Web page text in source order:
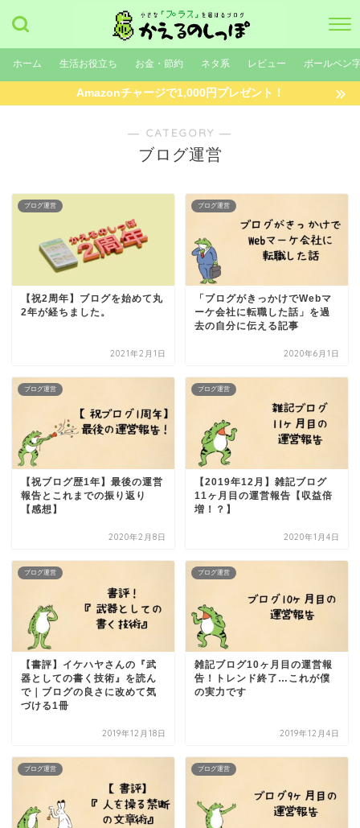
ホーム 生活お役立ち お金・節約 ネタ系 レビュー ボールペン
Amazonチャージで1,000円プレゼント！
― CATEGORY ―
ブログ運営
ブログ運営
【祝2周年】ブログを始めて丸
2年が経ちました。
2021年2月1日
ブログ運営
「ブログがきっかけでWebマ
ーケ会社に転職した話」を過
去の自分に伝える記事
2020年6月1日
ブログ運営
【祝ブログ歴1年】最後の運営
報告とこれまでの振り返り
【感想】
2020年2月8日
ブログ運営
【2019年12月】雑記ブログ
11ヶ月目の運営報告【収益倍
増！？】
2020年1月4日
ブログ運営
【書評】イケハヤさんの『武
器としての書く技術』を読ん
で｜ブログの良さに改めて気
づける1冊
2019年12月18日
ブログ運営
雑記ブログ10ヶ月目の運営報
告！トレンド終了…これが僕
の実力です
2019年12月4日
ブログ運営 ブログ運営